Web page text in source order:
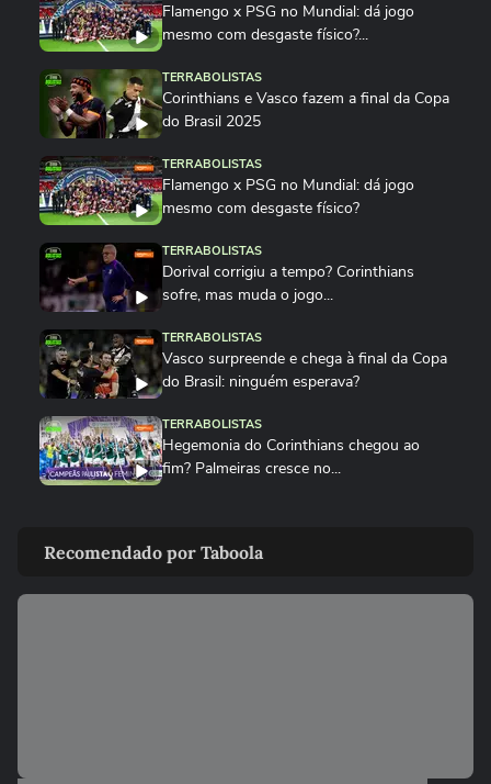
Flamengo x PSG no Mundial: dá jogo
mesmo com desgaste físico?...
TERRABOLISTAS
Corinthians e Vasco fazem a final da Copa
do Brasil 2025
TERRABOLISTAS
Flamengo x PSG no Mundial: dá jogo
mesmo com desgaste físico?
TERRABOLISTAS
Dorival corrigiu a tempo? Corinthians
sofre, mas muda o jogo...
TERRABOLISTAS
Vasco surpreende e chega à final da Copa
do Brasil: ninguém esperava?
TERRABOLISTAS
Hegemonia do Corinthians chegou ao
fim? Palmeiras cresce no...
TERRABOLISTAS
Recomendado por Taboola